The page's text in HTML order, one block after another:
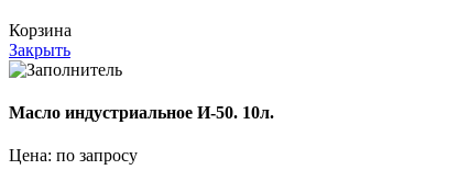
Корзина
Закрыть
Масло индустриальное И-50. 10л.
Цена: по запросу